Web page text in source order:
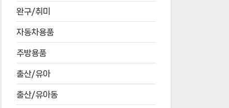
완구/취미
자동차용품
주방용품
출산/유아
출산/유아동